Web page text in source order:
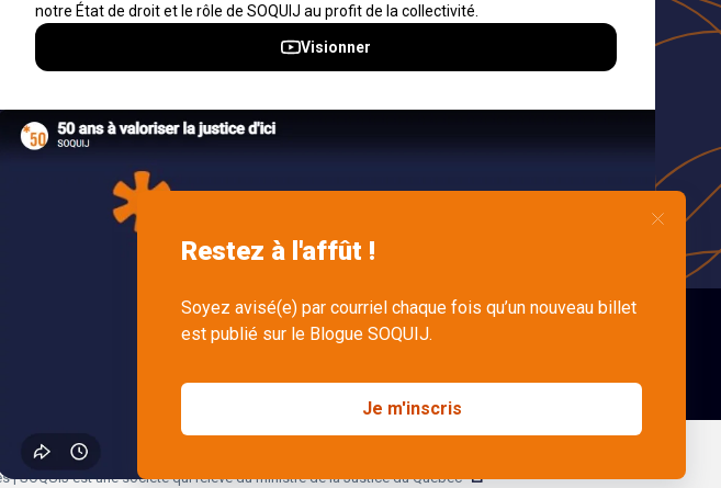
Auteurs
Nétiquette
fils RSS
Nous joindre
(cookies)
| SOQUIJ est une société qui relève duministre de la Justice du Québec